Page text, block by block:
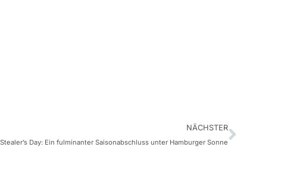
NÄCHSTER
Stealer’s Day: Ein fulminanter Saisonabschluss unter Hamburger Sonne